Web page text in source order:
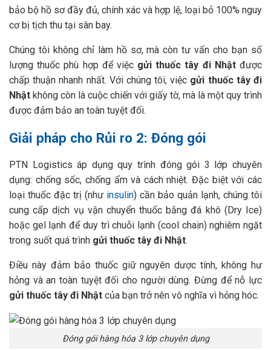
bảo bộ hồ sơ đầy đủ, chính xác và hợp lệ, loại bỏ 100% nguy
cơ bị tịch thu tại sân bay.
Chúng tôi không chỉ làm hồ sơ, mà còn tư vấn cho bạn số
lượng thuốc phù hợp để việc gửi thuốc tây đi Nhậtđược
chấp thuận nhanh nhất. Với chúng tôi, việc gửi thuốc tây đi
Nhật không còn là cuộc chiến với giấy tờ, mà là một quy trình
được đảm bảo an toàn tuyệt đối.
Giải pháp cho Rủi ro 2: Đóng gói
PTN Logistics áp dụng quy trình đóng gói 3 lớp chuyên
dụng: chống sốc, chống ẩm và cách nhiệt. Đặc biệt với các
loại thuốc đặc trị (như insulin) cần bảo quản lạnh, chúng tôi
cung cấp dịch vụ vận chuyển thuốc bằng đá khô (Dry Ice)
hoặc gel lạnh để duy trì chuỗi lạnh (cool chain) nghiêm ngặt
trong suốt quá trình gửi thuốc tây đi Nhật.
Điều này đảm bảo thuốc giữ nguyên dược tính, không hư
hỏng và an toàn tuyệt đối cho người dùng. Đừng để nỗ lực
gửi thuốc tây đi Nhật của bạn trở nên vô nghĩa vì hỏng hóc.
Đóng gói hàng hóa 3 lớp chuyên dụng